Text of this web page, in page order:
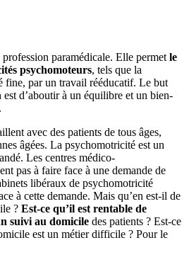
paramédicale. Elle permet le
psychomoteurs, tels que la
fine, par un travail rééducatif. Le but
d’aboutir à un équilibre et un bien-
avec des patients de tous âges,
âgées. La psychomotricité est un
Les centres médico-
pas à faire face à une demande de
libéraux de psychomotricité
à cette demande. Mais qu’en est-il de
? Est-ce qu’il est rentable de
suivi au domicile des patients ? Est-ce
est un métier difficile ? Pour le